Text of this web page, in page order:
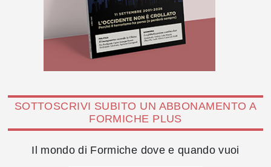
SOTTOSCRIVI SUBITO UN ABBONAMENTO A
FORMICHE PLUS
Il mondo di Formiche dove e quando vuoi